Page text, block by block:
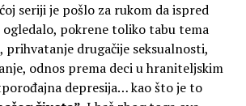
seriji je pošlo za rukom da ispred
ogledalo, pokrene toliko tabu tema
prihvatanje drugačije seksualnosti,
odnos prema deci u hraniteljskim
depresija… kao što je to